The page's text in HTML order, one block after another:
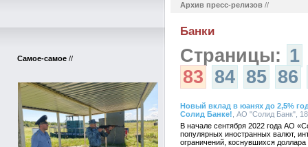
Самое-самое //
Архив пресс-релизов //
Банки
Страницы: 1
83 84 85 86
Новый вклад в юанях до 2,5%
Солид Банке! , АО "Солид Банк",
В начале сентября 2022 года АО
популярных иностранных валют,
ограничений, коснувшихся